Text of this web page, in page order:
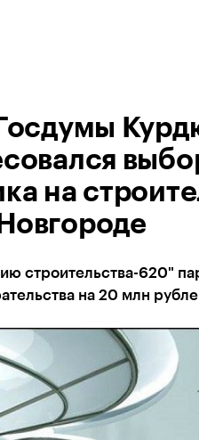
на
строительства-620"
на 20 млн